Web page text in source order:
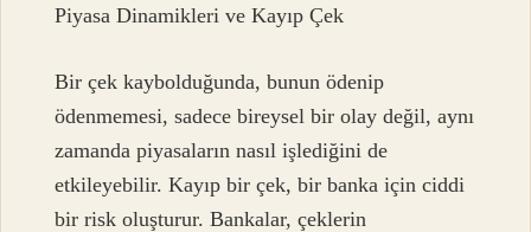
Piyasa Dinamikleri ve Kayıp Çek
Bir çek kaybolduğunda, bunun ödenip
ödenmemesi, sadece bireysel bir olay değil, aynı
zamanda piyasaların nasıl işlediğini de
etkileyebilir. Kayıp bir çek, bir banka için ciddi
bir risk oluşturur. Bankalar, çeklerin